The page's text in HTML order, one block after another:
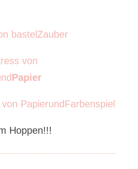
bastelZauber
von
Papier
PapierundFarbenspiel
Hoppen!!!